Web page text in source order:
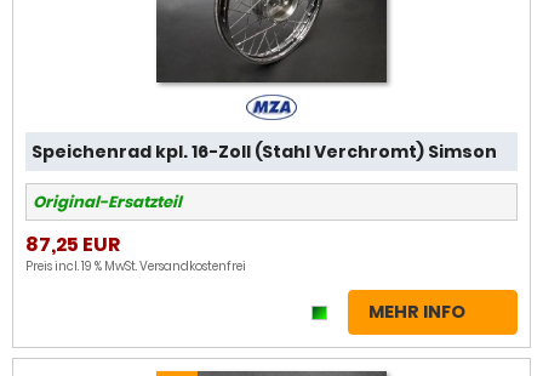
Speichenrad kpl. 16-Zoll (Stahl Verchromt) Simson
Original-Ersatzteil
87,25 EUR
Preis incl. 19 % MwSt.Versandkostenfrei
MEHR INFO